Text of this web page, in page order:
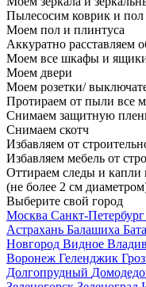
Пылесосим коврик и пол
Моем пол и плинтуса
Аккуратно расставляем
Моем все шкафы и
Моем двери
Моем розетки/
Протираем от пыли все
Снимаем защитную
Снимаем скотч
Избавляем от
Избавляем мебель от
Оттираем следы и капли
(не более 2 см
Выберите свой город
Москва Санкт-Петербург
Астрахань Балашиха
Новгород Видное
Воронеж Геленджик
Долгопрудный